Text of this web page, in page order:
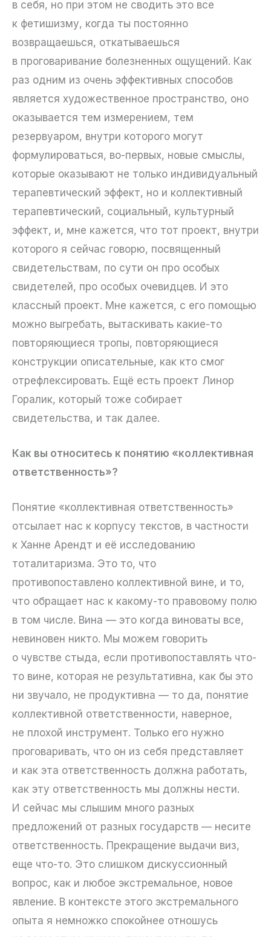
в себя, но при этом не сводить это все
к фетишизму, когда ты постоянно
возвращаешься, откатываешься
в проговаривание болезненных ощущений. Как
раз одним из очень эффективных способов
является художественное пространство, оно
оказывается тем измерением, тем
резервуаром, внутри которого могут
формулироваться, во-первых, новые смыслы,
которые оказывают не только индивидуальный
терапевтический эффект, но и коллективный
терапевтический, социальный, культурный
эффект, и, мне кажется, что тот проект, внутри
которого я сейчас говорю, посвященный
свидетельствам, по сути он про особых
свидетелей, про особых очевидцев. И это
классный проект. Мне кажется, с его помощью
можно выгребать, вытаскивать какие-то
повторяющиеся тропы, повторяющиеся
конструкции описательные, как кто смог
отрефлексировать. Ещё есть проект Линор
Горалик, который тоже собирает
свидетельства, и так далее.
Как вы относитесь к понятию «коллективная
ответственность»?
Понятие «коллективная ответственность»
отсылает нас к корпусу текстов, в частности
к Ханне Арендт и её исследованию
тоталитаризма. Это то, что
противопоставлено коллективной вине, и то,
что обращает нас к какому-то правовому полю
в том числе. Вина — это когда виноваты все,
невиновен никто. Мы можем говорить
о чувстве стыда, если противопоставлять что-
то вине, которая не результативна, как бы это
ни звучало, не продуктивна — то да, понятие
коллективной ответственности, наверное,
не плохой инструмент. Только его нужно
проговаривать, что он из себя представляет
и как эта ответственность должна работать,
как эту ответственность мы должны нести.
И сейчас мы слышим много разных
предложений от разных государств — несите
ответственность. Прекращение выдачи виз,
еще что-то. Это слишком дискуссионный
вопрос, как и любое экстремальное, новое
явление. В контексте этого экстремального
опыта я немножко спокойнее отношусь